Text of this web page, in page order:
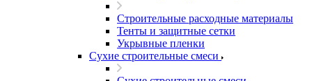
Строительные расходные материалы
Тенты и защитные сетки
Укрывные пленки
Сухие строительные смеси